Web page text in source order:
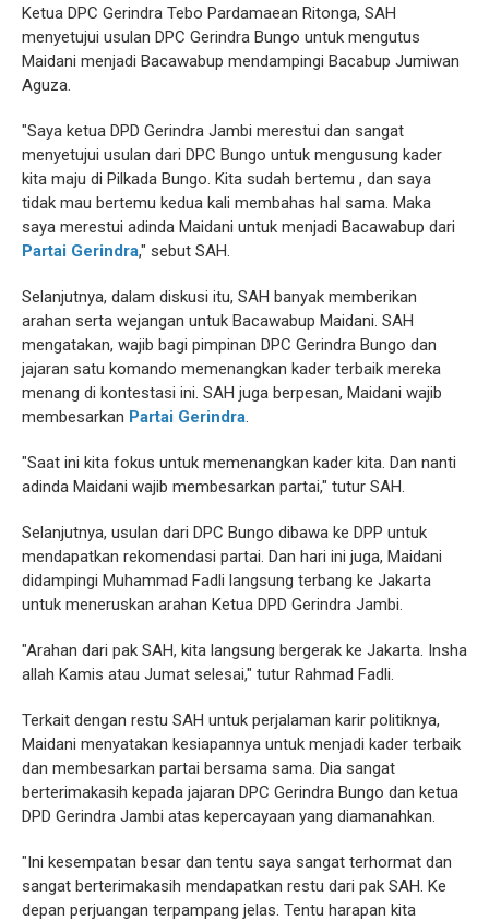
Ketua DPC Gerindra Tebo Pardamaean Ritonga, SAH
menyetujui usulan DPC Gerindra Bungo untuk mengutus
Maidani menjadi Bacawabup mendampingi Bacabup Jumiwan
Aguza.
"Saya ketua DPD Gerindra Jambi merestui dan sangat
menyetujui usulan dari DPC Bungo untuk mengusung kader
kita maju di Pilkada Bungo. Kita sudah bertemu , dan saya
tidak mau bertemu kedua kali membahas hal sama. Maka
saya merestui adinda Maidani untuk menjadi Bacawabup dari
Partai Gerindra," sebut SAH.
Selanjutnya, dalam diskusi itu, SAH banyak memberikan
arahan serta wejangan untuk Bacawabup Maidani. SAH
mengatakan, wajib bagi pimpinan DPC Gerindra Bungo dan
jajaran satu komando memenangkan kader terbaik mereka
menang di kontestasi ini. SAH juga berpesan, Maidani wajib
membesarkan Partai Gerindra.
"Saat ini kita fokus untuk memenangkan kader kita. Dan nanti
adinda Maidani wajib membesarkan partai," tutur SAH.
Selanjutnya, usulan dari DPC Bungo dibawa ke DPP untuk
mendapatkan rekomendasi partai. Dan hari ini juga, Maidani
didampingi Muhammad Fadli langsung terbang ke Jakarta
untuk meneruskan arahan Ketua DPD Gerindra Jambi.
"Arahan dari pak SAH, kita langsung bergerak ke Jakarta. Insha
allah Kamis atau Jumat selesai," tutur Rahmad Fadli.
Terkait dengan restu SAH untuk perjalaman karir politiknya,
Maidani menyatakan kesiapannya untuk menjadi kader terbaik
dan membesarkan partai bersama sama. Dia sangat
berterimakasih kepada jajaran DPC Gerindra Bungo dan ketua
DPD Gerindra Jambi atas kepercayaan yang diamanahkan.
"Ini kesempatan besar dan tentu saya sangat terhormat dan
sangat berterimakasih mendapatkan restu dari pak SAH. Ke
depan perjuangan terpampang jelas. Tentu harapan kita